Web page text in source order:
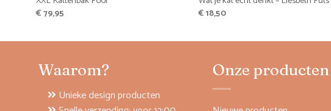
€79,95
€18,50
Waarom?
Unieke design producten
Onze producten